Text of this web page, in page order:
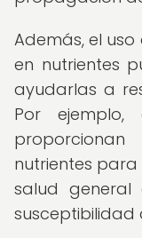
Además, el
en nutrientes
ayudarlas a
Por
nutrientes para
salud
susceptibilidad